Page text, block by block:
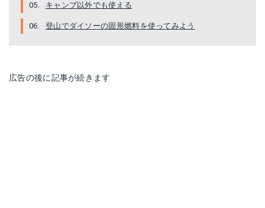
キャンプ以外でも使える
登山でダイソーの固形燃料を使ってみよう
広告の後に記事が続きます